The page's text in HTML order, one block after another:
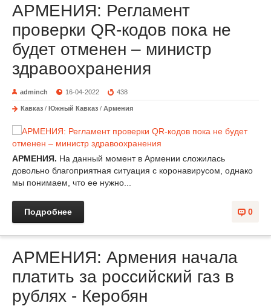
АРМЕНИЯ: Регламент
проверки QR-кодов пока не
будет отменен – министр
здравоохранения
adminch 16-04-2022 438
Кавказ / Южный Кавказ / Армения
АРМЕНИЯ. На данный момент в Армении сложилась
довольно благоприятная ситуация с коронавирусом, однако
мы понимаем, что ее нужно...
0
Подробнее
АРМЕНИЯ: Армения начала
платить за российский газ в
рублях - Керобян